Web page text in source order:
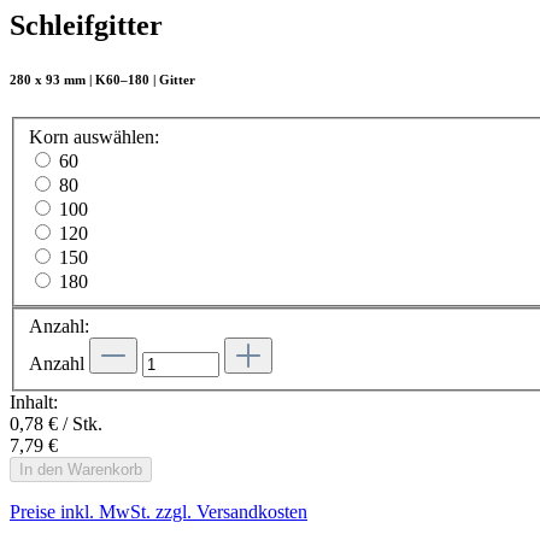
Schleifgitter
280 x 93 mm | K60–180 | Gitter
Korn auswählen:
60
80
100
120
150
180
Anzahl:
Anzahl
Inhalt:
0,78 € / Stk.
7,79 €
In den Warenkorb
Preise inkl. MwSt. zzgl. Versandkosten